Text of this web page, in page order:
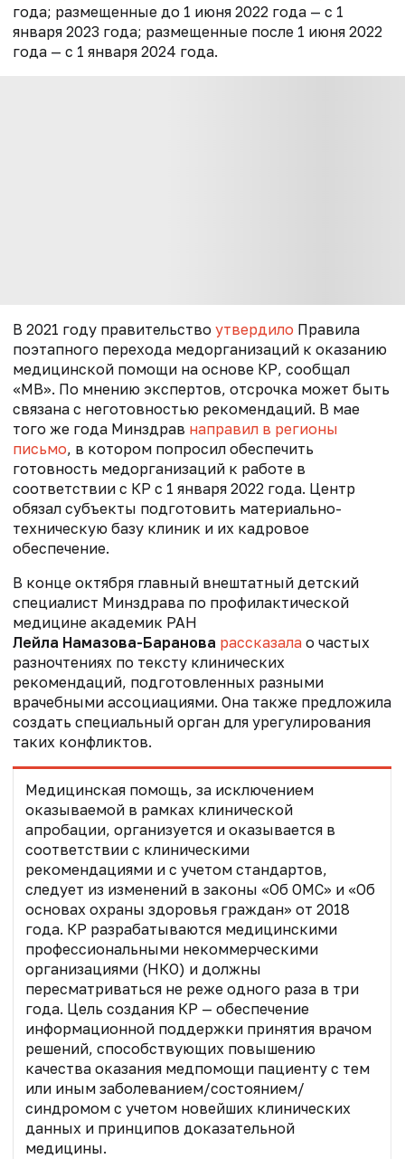
года; размещенные до 1 июня 2022 года — с 1
января 2023 года; размещенные после 1 июня 2022
года — с 1 января 2024 года.
В 2021 году правительство утвердило Правила
поэтапного перехода медорганизаций к оказанию
медицинской помощи на основе КР, сообщал
«МВ». По мнению экспертов, отсрочка может быть
связана с неготовностью рекомендаций. В мае
того же года Минздрав направил в регионы
письмо, в котором попросил обеспечить
готовность медорганизаций к работе в
соответствии с КР с 1 января 2022 года. Центр
обязал субъекты подготовить материально-
техническую базу клиник и их кадровое
обеспечение.
В конце октября главный внештатный детский
специалист Минздрава по профилактической
медицине академик РАН
Лейла Намазова-Баранова рассказала о частых
разночтениях по тексту клинических
рекомендаций, подготовленных разными
врачебными ассоциациями. Она также предложила
создать специальный орган для урегулирования
таких конфликтов.
Медицинская помощь, за исключением
оказываемой в рамках клинической
апробации, организуется и оказывается в
соответствии с клиническими
рекомендациями и с учетом стандартов,
следует из изменений в законы «Об ОМС» и «Об
основах охраны здоровья граждан» от 2018
года. КР разрабатываются медицинскими
профессиональными некоммерческими
организациями (НКО) и должны
пересматриваться не реже одного раза в три
года. Цель создания КР — обеспечение
информационной поддержки принятия врачом
решений, способствующих повышению
качества оказания медпомощи пациенту с тем
или иным заболеванием/состоянием/
синдромом с учетом новейших клинических
данных и принципов доказательной
медицины.